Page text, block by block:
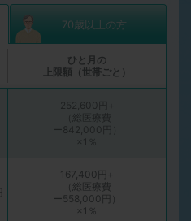
70歳以上の方
ひと月の
上限額（世帯ごと）
252,600円+
（総医療費
ー842,000円）
×1％
167,400円+
（総医療費
ー558,000円）
×1％